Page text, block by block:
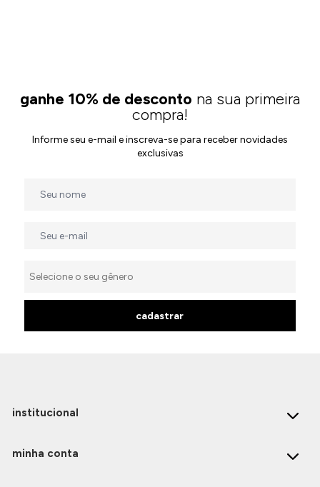
ganhe 10% de desconto na sua primeira
compra!
Informe seu e-mail e inscreva-se para receber novidades
exclusivas
cadastrar
institucional
minha conta